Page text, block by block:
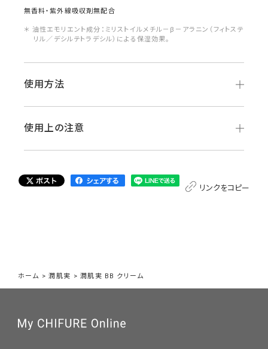
無香料・紫外線吸収剤無配合
＊ 油性エモリエント成分：ミリストイルメチル－β－アラニン（フィトステ
リル／デシルテトラデシル）による保湿効果。
使用方法
使用上の注意
リンクをコピー
ホーム >潤肌実 >潤肌実 BB クリーム